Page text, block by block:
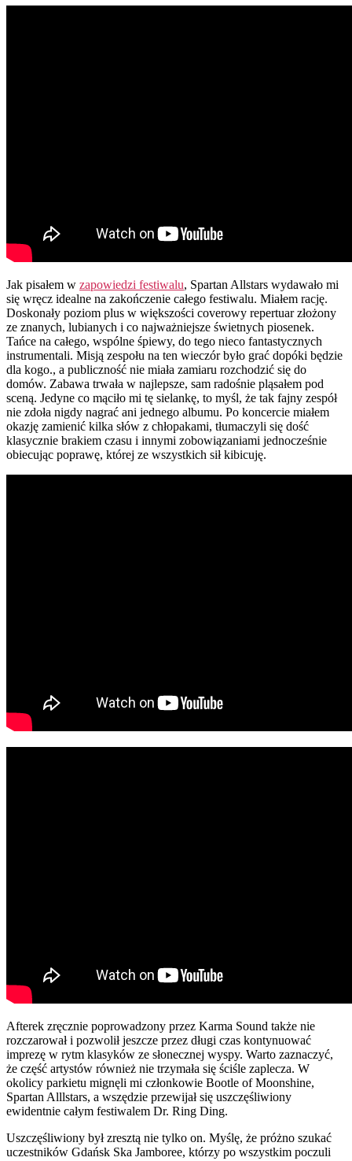
Jak pisałem w zapowiedzi festiwalu, Spartan Allstars wydawało mi
się wręcz idealne na zakończenie całego festiwalu. Miałem rację.
Doskonały poziom plus w większości coverowy repertuar złożony
ze znanych, lubianych i co najważniejsze świetnych piosenek.
Tańce na całego, wspólne śpiewy, do tego nieco fantastycznych
instrumentali. Misją zespołu na ten wieczór było grać dopóki będzie
dla kogo., a publiczność nie miała zamiaru rozchodzić się do
domów. Zabawa trwała w najlepsze, sam radośnie pląsałem pod
sceną. Jedyne co mąciło mi tę sielankę, to myśl, że tak fajny zespół
nie zdoła nigdy nagrać ani jednego albumu. Po koncercie miałem
okazję zamienić kilka słów z chłopakami, tłumaczyli się dość
klasycznie brakiem czasu i innymi zobowiązaniami jednocześnie
obiecując poprawę, której ze wszystkich sił kibicuję.
Afterek zręcznie poprowadzony przez Karma Sound także nie
rozczarował i pozwolił jeszcze przez długi czas kontynuować
imprezę w rytm klasyków ze słonecznej wyspy. Warto zaznaczyć,
że część artystów również nie trzymała się ściśle zaplecza. W
okolicy parkietu mignęli mi członkowie Bootle of Moonshine,
Spartan Alllstars, a wszędzie przewijał się uszczęśliwiony
ewidentnie całym festiwalem Dr. Ring Ding.
Uszczęśliwiony był zresztą nie tylko on. Myślę, że próżno szukać
uczestników Gdańsk Ska Jamboree, którzy po wszystkim poczuli